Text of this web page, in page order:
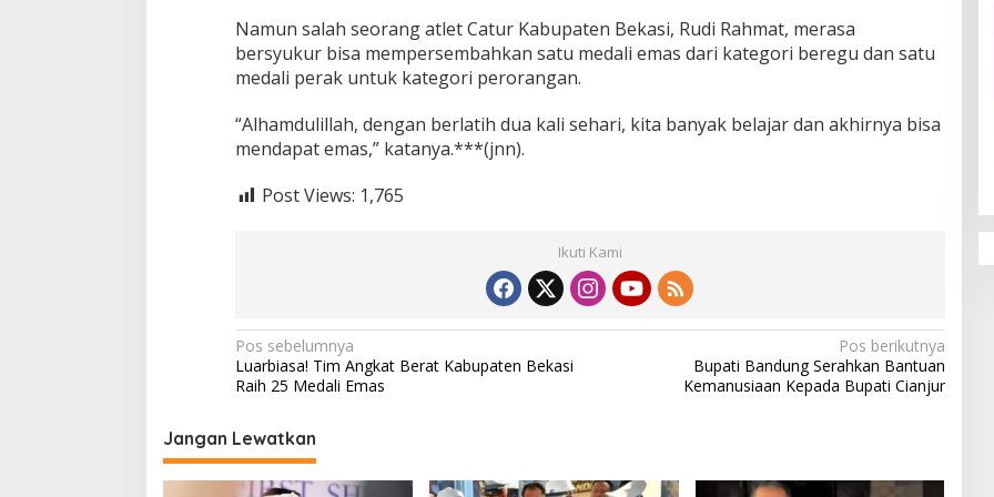
Namun salah seorang atlet Catur Kabupaten Bekasi, Rudi Rahmat, merasa
bersyukur bisa mempersembahkan satu medali emas dari kategori beregu dan satu
medali perak untuk kategori perorangan.
“Alhamdulillah, dengan berlatih dua kali sehari, kita banyak belajar dan akhirnya bisa
mendapat emas,” katanya.***(jnn).
Post Views: 1,765
Ikuti Kami
N
a
i
g
Pos sebelumnya
Luarbiasa! Tim Angkat Berat Kabupaten Bekasi
Raih 25 Medali Emas
Pos berikutnya
Bupati Bandung Serahkan Bantuan
Kemanusiaan Kepada Bupati Cianjur
Jangan Lewatkan
Penguatan Pendidikan Agama dan
Karakter Sekolah Nur Al Rahman